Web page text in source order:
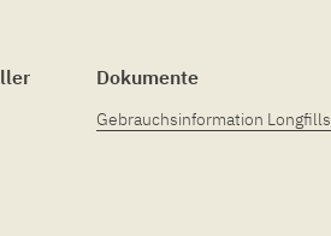
Dokumente
Gebrauchsinformation Longfills